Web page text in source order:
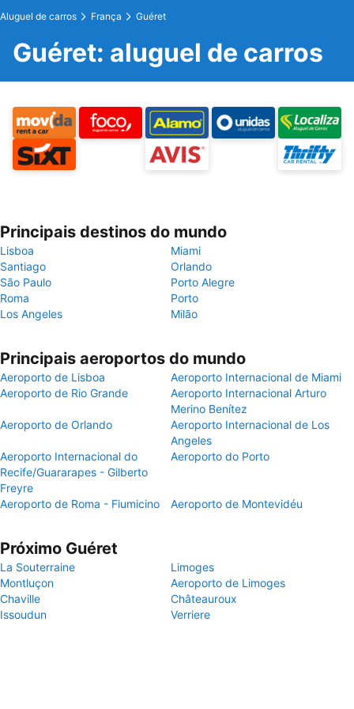
Aluguel de carros França Guéret
Guéret: aluguel de carros
Principais destinos do mundo
Lisboa
Miami
Santiago
Orlando
São Paulo
Porto Alegre
Roma
Porto
Los Angeles
Milão
Principais aeroportos do mundo
Aeroporto de Lisboa
Aeroporto Internacional de Miami
Aeroporto de Rio Grande
Aeroporto Internacional Arturo
Merino Benítez
Aeroporto de Orlando
Aeroporto Internacional de Los
Angeles
Aeroporto Internacional do
Recife/Guararapes - Gilberto
Freyre
Aeroporto do Porto
Aeroporto de Roma - Fiumicino Aeroporto de Montevidéu
Próximo Guéret
La Souterraine
Limoges
Montluçon
Aeroporto de Limoges
Chaville
Châteauroux
Issoudun
Verriere